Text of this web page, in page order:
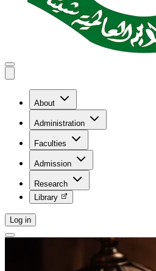
About
Administration
Faculties
Admission
Research
Library
Log in